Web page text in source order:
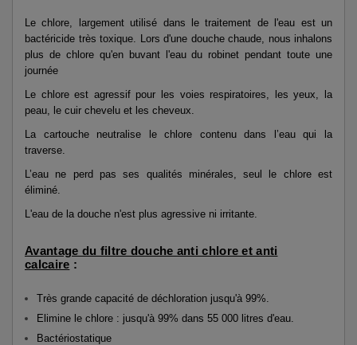
Le chlore, largement utilisé dans le traitement de l'eau est un
bactéricide très toxique. Lors d'une douche chaude, nous inhalons
plus de chlore qu'en buvant l'eau du robinet pendant toute une
journée
Le chlore est agressif pour les voies respiratoires, les yeux, la
peau, le cuir chevelu et les cheveux.
La cartouche neutralise le chlore contenu dans l’eau qui la
traverse.
L’eau ne perd pas ses qualités minérales, seul le chlore est
éliminé.
L'eau de la douche n'est plus agressive ni irritante.
Avantage du filtre douche anti chlore et anti
calcaire :
Très grande capacité de déchloration jusqu'à 99%.
Elimine le chlore : jusqu'à 99% dans 55 000 litres d'eau.
Bactériostatique